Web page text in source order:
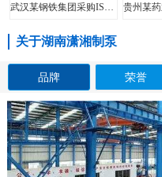
关于湖南潇湘制泵
品牌 荣誉